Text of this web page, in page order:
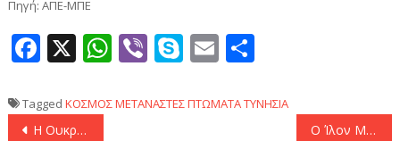
Πηγή: ΑΠΕ-ΜΠΕ
Facebook
X WhatsApp
ViberSkype
Email
Tagged ΚΟΣΜΟΣΜΕΤΑΝΑΣΤΕΣΠΤΩΜΑΤΑΤΥΝΗΣΙΑ
Πλοήγηση
Η Ουκρανία ετοιμάζεται να αποκαταστήσει τις διπλωματικές σχέσεις με τη Συρία, δήλωσε ο Ζελένσκι Ο Ίλον Μασκ εκφράζει στήριξη σε Βρετανό ακροδεξιό ακτιβιστή και επιτίθεται ξανά στην κυβέρνηση των Εργατικών